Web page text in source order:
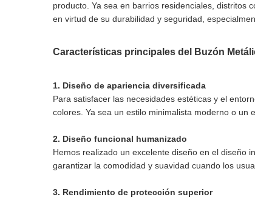
producto. Ya sea en barrios residenciales, distritos
en virtud de su durabilidad y seguridad,
Características principales del Buzón
1. Diseño de apariencia diversificada
Para satisfacer las necesidades estéticas y el
colores. Ya sea un estilo minimalista moderno o un
2. Diseño funcional humanizado
Hemos realizado un excelente diseño en el diseño
garantizar la comodidad y suavidad cuando los
3. Rendimiento de protección superior